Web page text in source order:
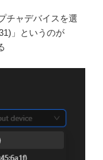
チャデバイスを選
」というのが